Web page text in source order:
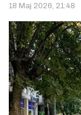
18 Maj 2026, 21:48